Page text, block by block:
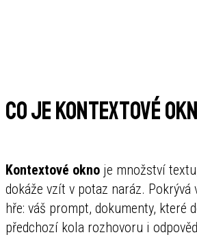
Co je kontextové
Kontextové okno je množství
dokáže vzít v potaz naráz. Pokrývá
hře: váš prompt, dokumenty, které
předchozí kola rozhovoru i